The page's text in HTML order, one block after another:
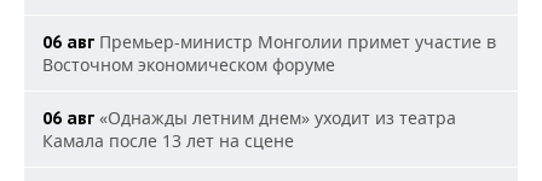
06 авг Премьер-министр Монголии примет участие в
Восточном экономическом форуме
06 авг «Однажды летним днем» уходит из театра
Камала после 13 лет на сцене